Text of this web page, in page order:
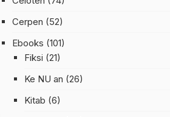
Cerpen (52)
Ebooks (101)
Fiksi (21)
Ke NU an (26)
Kitab (6)